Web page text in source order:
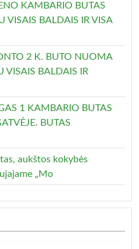
KAMBARIO BUTAS
VISAIS BALDAIS IR VISA
2 K. BUTO NUOMA
VISAIS BALDAIS IR
1 KAMBARIO BUTAS
BUTAS
aukštos kokybės
„Mo